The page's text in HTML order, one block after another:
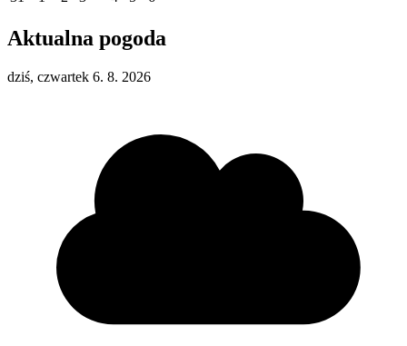
Aktualna pogoda
dziś, czwartek 6. 8. 2026